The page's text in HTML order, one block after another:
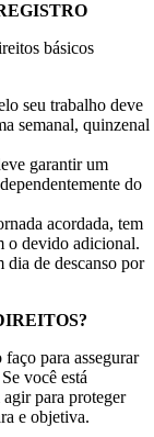
básicos
seu trabalho deve
semanal, quinzenal
garantir um
do
acordada, tem
o devido adicional.
dia de descanso por
para assegurar
você está
para proteger
e objetiva.